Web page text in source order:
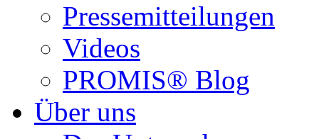
Pressemitteilungen
Videos
PROMIS® Blog
Über uns